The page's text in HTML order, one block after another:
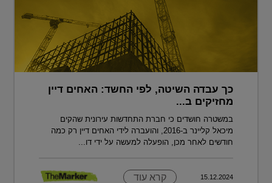
כך עבדה השיטה, לפי החשד: האחים דיין
מחזיקים ב...
במשטרה חושדים כי חברת התחדשות עירונית שהקים
מיכאל קליינר ב-2016, והועברה לידי האחים דיין רק כמה
חודשים לאחר מכן, הופעלה למעשה על ידי דו...
15.12.2024 קרא עוד